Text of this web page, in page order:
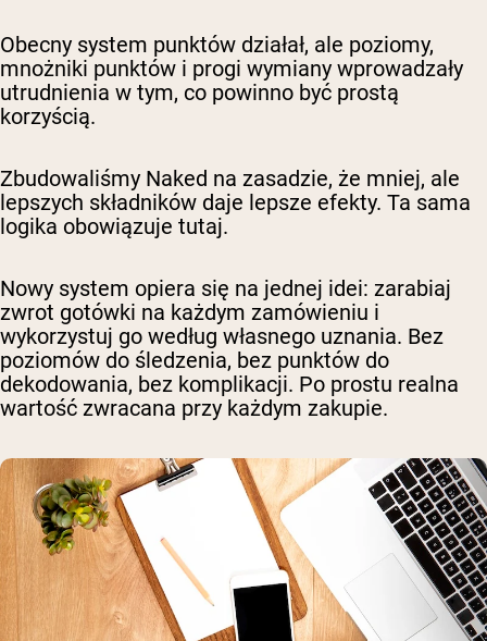
Obecny system punktów działał, ale poziomy,
mnożniki punktów i progi wymiany wprowadzały
utrudnienia w tym, co powinno być prostą
korzyścią.
Zbudowaliśmy Naked na zasadzie, że mniej, ale
lepszych składników daje lepsze efekty. Ta sama
logika obowiązuje tutaj.
Nowy system opiera się na jednej idei: zarabiaj
zwrot gotówki na każdym zamówieniu i
wykorzystuj go według własnego uznania. Bez
poziomów do śledzenia, bez punktów do
dekodowania, bez komplikacji. Po prostu realna
wartość zwracana przy każdym zakupie.